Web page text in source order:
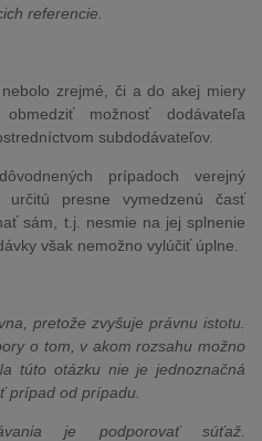
referencie.
zrejmé, či a do akej miery
možnosť dodávateľa
subdodávateľov.
prípadoch verejný
presne vymedzenú časť
sám, t.j. nesmie na jej splnenie
však nemožno vylúčiť úplne.
pretože zvyšuje právnu istotu.
o tom, v akom rozsahu možno
túto otázku nie je jednoznačná
prípad od prípadu.
je podporovať súťaž.